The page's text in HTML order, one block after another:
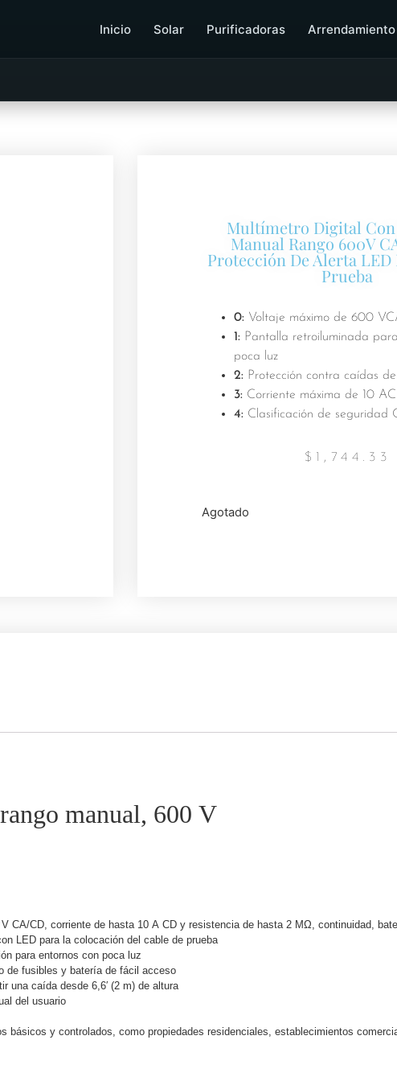
Inicio Solar Purificadoras Arrendamiento
Multímetro Digital Con
Manual Rango 600V
Protección De Alerta LED
Prueba
0: Voltaje máximo de 600
1: Pantalla retroiluminada
poca luz
2: Protección contra caídas
3: Corriente máxima de 10
4: Clasificación de seguridad
$ 1,744.33
Agotado
manual, 600 V
CA/CD, corriente de hasta 10 A CD y resistencia de hasta 2 MΩ, continuidad,
LED para la colocación del cable de prueba
para entornos con poca luz
de fusibles y batería de fácil acceso
una caída desde 6,6′ (2 m) de altura
del usuario
básicos y controlados, como propiedades residenciales, establecimientos